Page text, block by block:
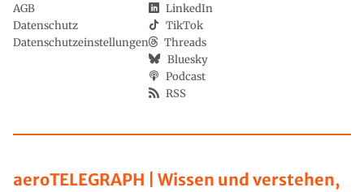
aeroTELEGRAPH | Wissen und verstehen,
AGB
Datenschutz
Datenschutzeinstellungen
LinkedIn
TikTok
Threads
Bluesky
Podcast
RSS